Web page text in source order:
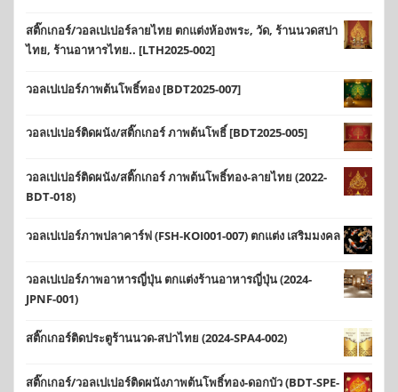
สติ๊กเกอร์/วอลเปเปอร์ลายไทย ตกแต่งห้องพระ, วัด, ร้านนวดสปา
ไทย, ร้านอาหารไทย.. [LTH2025-002]
วอลเปเปอร์ภาพต้นโพธิ์ทอง [BDT2025-007]
วอลเปเปอร์ติดผนัง/สติ๊กเกอร์ ภาพต้นโพธิ์ [BDT2025-005]
วอลเปเปอร์ติดผนัง/สติ๊กเกอร์ ภาพต้นโพธิ์ทอง-ลายไทย (2022-
BDT-018)
วอลเปเปอร์ภาพปลาคาร์ฟ (FSH-KOI001-007) ตกแต่ง เสริมมงคล
วอลเปเปอร์ภาพอาหารญี่ปุ่น ตกแต่งร้านอาหารญี่ปุ่น (2024-
JPNF-001)
สติ๊กเกอร์ติดประตูร้านนวด-สปาไทย (2024-SPA4-002)
สติ๊กเกอร์/วอลเปเปอร์ติดผนังภาพต้นโพธิ์ทอง-ดอกบัว (BDT-SPE-